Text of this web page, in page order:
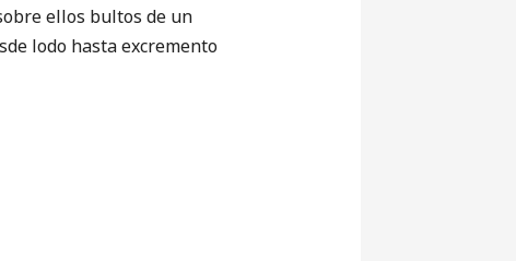
ellos bultos de un
lodo hasta excremento